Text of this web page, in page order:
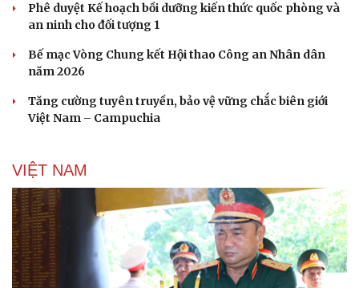
Phê duyệt Kế hoạch bồi dưỡng kiến thức quốc phòng và
an ninh cho đối tượng 1
Bế mạc Vòng Chung kết Hội thao Công an Nhân dân
năm 2026
Tăng cường tuyên truyền, bảo vệ vững chắc biên giới
Việt Nam – Campuchia
VIỆT NAM